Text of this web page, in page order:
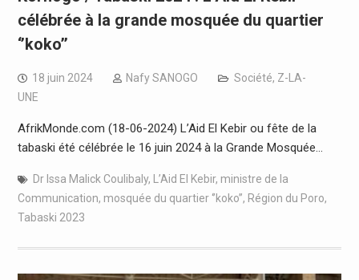
célébrée à la grande mosquée du quartier
‘’koko’’
18 juin 2024 Nafy SANOGO Société, Z-LA-
UNE
AfrikMonde.com (18-06-2024) L’Aid El Kebir ou fête de la
tabaski été célébrée le 16 juin 2024 à la Grande Mosquée…
Dr Issa Malick Coulibaly, L’Aid El Kebir, ministre de la
Communication, mosquée du quartier ‘’koko’’, Région du Poro,
Tabaski 2023